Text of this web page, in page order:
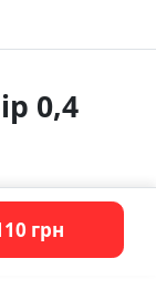
0,4
грн